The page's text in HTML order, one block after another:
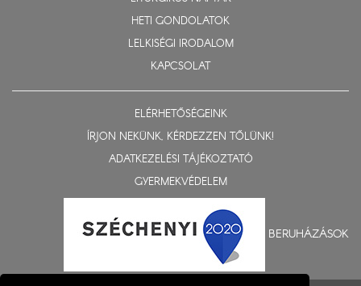
HETI GONDOLATOK
LELKISÉGI IRODALOM
KAPCSOLAT
ELÉRHETŐSÉGEINK
ÍRJON NEKÜNK, KÉRDEZZEN TŐLÜNK!
ADATKEZELÉSI TÁJÉKOZTATÓ
GYERMEKVÉDELEM
BERUHÁZÁSOK